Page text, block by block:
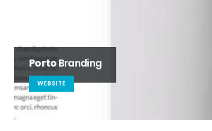
Porto Branding
WEBSITE